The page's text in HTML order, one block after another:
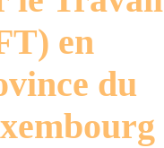
en
du